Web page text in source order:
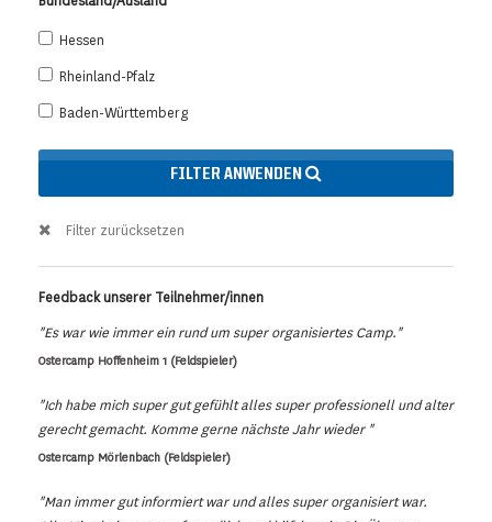
Hessen
Rheinland-Pfalz
Baden-Württemberg
FILTER ANWENDEN
Filter zurücksetzen
Feedback unserer Teilnehmer/innen
"Es war wie immer ein rund um super organisiertes Camp."
Ostercamp Hoffenheim 1 (Feldspieler)
"Ich habe mich super gut gefühlt alles super professionell und alter
gerecht gemacht. Komme gerne nächste Jahr wieder "
Ostercamp Mörlenbach (Feldspieler)
"Man immer gut informiert war und alles super organisiert war.